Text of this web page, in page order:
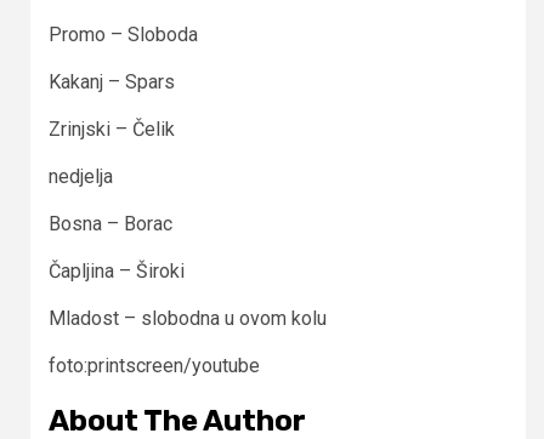
Promo – Sloboda
Kakanj – Spars
Zrinjski – Čelik
nedjelja
Bosna – Borac
Čapljina – Široki
Mladost – slobodna u ovom kolu
foto:printscreen/youtube
About The Author